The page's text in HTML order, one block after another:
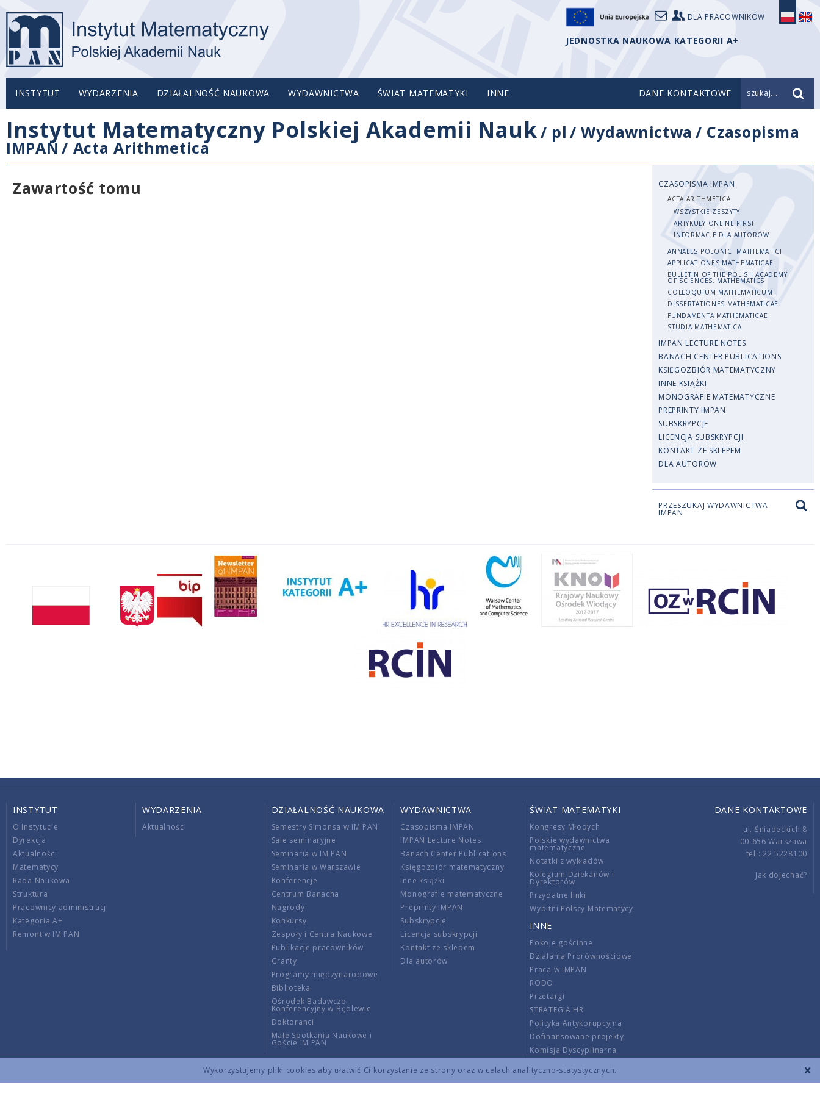
Wykorzystujemy pliki cookies aby ułatwić Ci korzystanie ze strony oraz w celach analityczno-statystycznych.
DLA PRACOWNIKÓW
JEDNOSTKA NAUKOWA KATEGORII A+
INSTYTUT WYDARZENIA DZIAŁALNOŚĆ NAUKOWA WYDAWNICTWA ŚWIAT MATEMATYKI INNE DANE KONTAKTOWE szukaj...
Instytut Matematyczny Polskiej Akademii Nauk/ pl /Wydawnictwa / Czasopisma
IMPAN / Acta Arithmetica
Zawartość tomu
CZASOPISMA IMPAN
ACTA ARITHMETICA
WSZYSTKIE ZESZYTY
ARTYKUŁY ONLINE FIRST
INFORMACJE DLA AUTORÓW
ANNALES POLONICI MATHEMATICI
APPLICATIONES MATHEMATICAE
BULLETIN OF THE POLISH ACADEMY
OF SCIENCES. MATHEMATICS
COLLOQUIUM MATHEMATICUM
DISSERTATIONES MATHEMATICAE
FUNDAMENTA MATHEMATICAE
STUDIA MATHEMATICA
IMPAN LECTURE NOTES
BANACH CENTER PUBLICATIONS
KSIĘGOZBIÓR MATEMATYCZNY
INNE KSIĄŻKI
MONOGRAFIE MATEMATYCZNE
PREPRINTY IMPAN
SUBSKRYPCJE
LICENCJA SUBSKRYPCJI
KONTAKT ZE SKLEPEM
DLA AUTORÓW
PRZESZUKAJ WYDAWNICTWA
IMPAN
INSTYTUT
O Instytucie
Dyrekcja
Aktualności
Matematycy
Rada Naukowa
Struktura
Pracownicy administracji
Kategoria A+
Remont w IM PAN
WYDARZENIA
Aktualności
DZIAŁALNOŚĆ NAUKOWA
Semestry Simonsa w IM PAN
Sale seminaryjne
Seminaria w IM PAN
Seminaria w Warszawie
Konferencje
Centrum Banacha
Nagrody
Konkursy
Zespoły i Centra Naukowe
Publikacje pracowników
Granty
Programy międzynarodowe
Biblioteka
Ośrodek Badawczo-
Konferencyjny w Będlewie
Doktoranci
Małe Spotkania Naukowe i
Goście IM PAN
WYDAWNICTWA
Czasopisma IMPAN
IMPAN Lecture Notes
Banach Center Publications
Księgozbiór matematyczny
Inne książki
Monografie matematyczne
Preprinty IMPAN
Subskrypcje
Licencja subskrypcji
Kontakt ze sklepem
Dla autorów
ŚWIAT MATEMATYKI
Kongresy Młodych
Polskie wydawnictwa
matematyczne
Notatki z wykładów
Kolegium Dziekanów i
Dyrektorów
Przydatne linki
Wybitni Polscy Matematycy
INNE
Pokoje gościnne
Działania Prorównościowe
Praca w IMPAN
RODO
Przetargi
STRATEGIA HR
Polityka Antykorupcyjna
Dofinansowane projekty
Komisja Dyscyplinarna
Wnoszenie opłat
DANE KONTAKTOWE
ul. Śniadeckich 8
00-656 Warszawa
tel.: 22 5228100
Jak dojechać?